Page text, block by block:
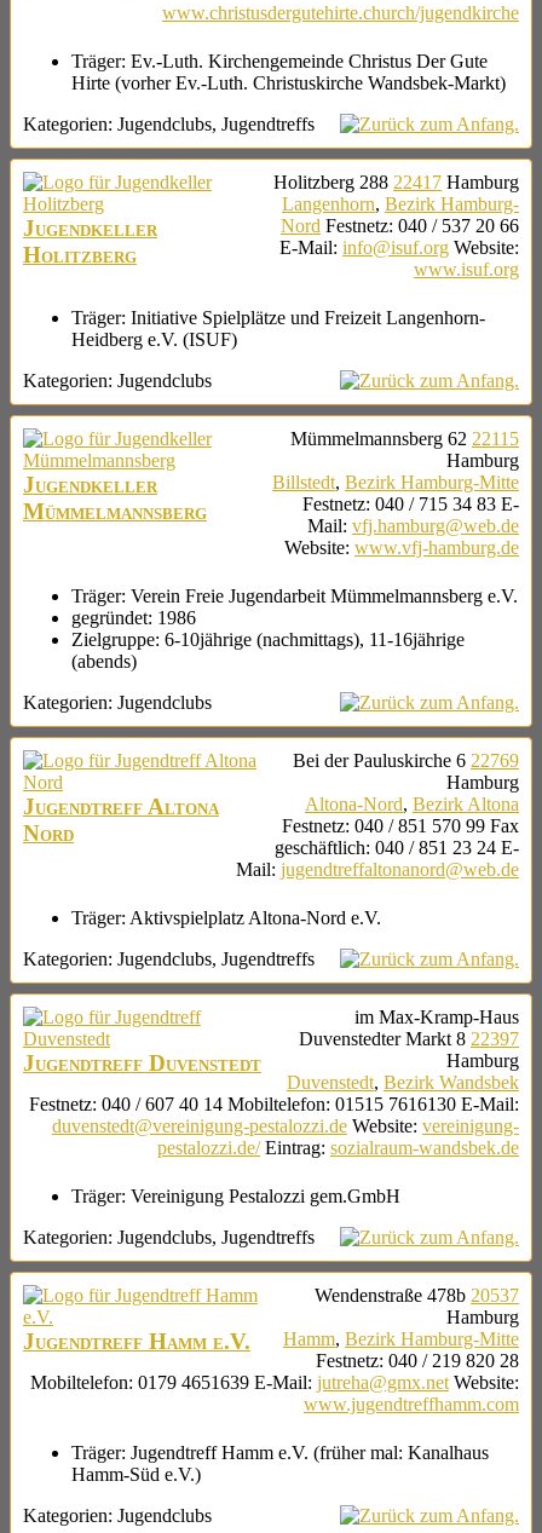
www.christusdergutehirte.church/jugendkirche
Träger: Ev.-Luth. Kirchengemeinde Christus Der Gute
Hirte (vorher Ev.-Luth. Christuskirche Wandsbek-Markt)
Kategorien: Jugendclubs, Jugendtreffs
Jugendkeller
Holitzberg
Holitzberg 288 22417 Hamburg
Langenhorn, Bezirk Hamburg-
Nord Festnetz: 040 / 537 20 66
E-Mail: info@isuf.org Website:
www.isuf.org
Träger: Initiative Spielplätze und Freizeit Langenhorn-
Heidberg e.V. (ISUF)
Kategorien: Jugendclubs
Jugendkeller
Mümmelmannsberg
Mümmelmannsberg 62 22115
Hamburg
Billstedt, Bezirk Hamburg-Mitte
Festnetz: 040 / 715 34 83 E-
Mail: vfj.hamburg@web.de
Website: www.vfj-hamburg.de
Träger: Verein Freie Jugendarbeit Mümmelmannsberg e.V.
gegründet: 1986
Zielgruppe: 6-10jährige (nachmittags), 11-16jährige
(abends)
Kategorien: Jugendclubs
Jugendtreff Altona
Nord
Bei der Pauluskirche 6 22769
Hamburg
Altona-Nord, Bezirk Altona
Festnetz: 040 / 851 570 99 Fax
geschäftlich: 040 / 851 23 24 E-
Mail: jugendtreffaltonanord@web.de
Träger: Aktivspielplatz Altona-Nord e.V.
Kategorien: Jugendclubs, Jugendtreffs
Jugendtreff Duvenstedt
im Max-Kramp-Haus
Duvenstedter Markt 8 22397
Hamburg
Duvenstedt, Bezirk Wandsbek
Festnetz: 040 / 607 40 14 Mobiltelefon: 01515 7616130 E-Mail:
duvenstedt@vereinigung-pestalozzi.de Website: vereinigung-
pestalozzi.de/ Eintrag: sozialraum-wandsbek.de
Träger: Vereinigung Pestalozzi gem.GmbH
Kategorien: Jugendclubs, Jugendtreffs
Jugendtreff Hamm e.V.
Wendenstraße 478b 20537
Hamburg
Hamm, Bezirk Hamburg-Mitte
Festnetz: 040 / 219 820 28
Mobiltelefon: 0179 4651639 E-Mail: jutreha@gmx.net Website:
www.jugendtreffhamm.com
Träger: Jugendtreff Hamm e.V. (früher mal: Kanalhaus
Hamm-Süd e.V.)
Kategorien: Jugendclubs